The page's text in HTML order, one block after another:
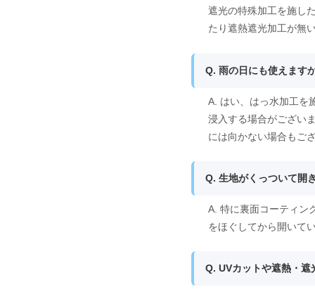
遮光の特殊加工を施し
たり遮熱遮光加工が無
Q. 雨の日にも使えます
A. はい、はっ水加工を
浸入する場合がござい
には向かない場合もご
Q. 生地がくっついて開
A. 特に裏面コーティン
をほぐしてから開いて
Q. UVカットや遮熱・